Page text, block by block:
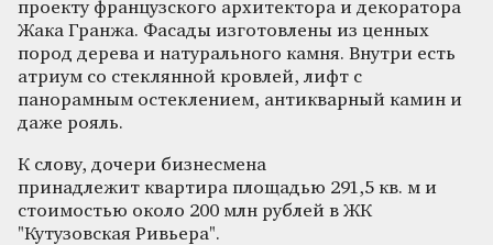
проекту французского архитектора и декоратора
Жака Гранжа. Фасады изготовлены из ценных
пород дерева и натурального камня. Внутри есть
атриум со стеклянной кровлей, лифт с
панорамным остеклением, антикварный камин и
даже рояль.
К слову, дочери бизнесмена
принадлежит квартира площадью 291,5 кв. м и
стоимостью около 200 млн рублей в ЖК
"Кутузовская Ривьера".